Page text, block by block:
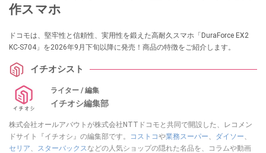
作スマホ
ドコモは、堅牢性と信頼性、実用性を鍛えた高耐久スマホ「DuraForce EX2
KC-S704」を2026年9月下旬以降に発売！商品の特徴をご紹介します。
イチオシスト
ライター / 編集
イチオシ編集部
株式会社オールアバウトが株式会社NTTドコモと共同で開設した、レコメン
ドサイト『イチオシ』の編集部です。
コストコや業務スーパー、 ダイソー、
セリア、 スターバックスなどの人気ショップの隠れた名品を、コラムや動画